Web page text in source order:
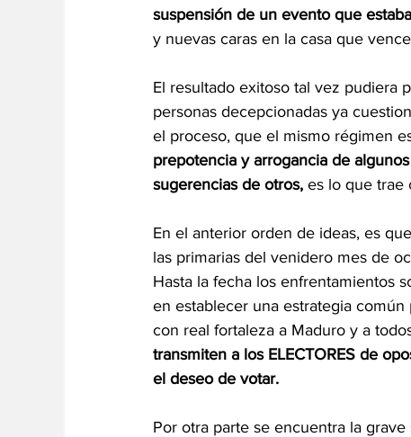
suspensión de un evento que
y nuevas caras en la casa que
El resultado exitoso tal vez pudiera
personas decepcionadas ya
el proceso, que el mismo régimen
prepotencia y arrogancia de
sugerencias de otros, es lo que trae
En el anterior orden de ideas, es
las primarias del venidero mes de
Hasta la fecha los enfrentamientos
en establecer una estrategia
con real fortaleza a Maduro y a
transmiten a los ELECTORES de
el deseo de votar.
Por otra parte se encuentra la